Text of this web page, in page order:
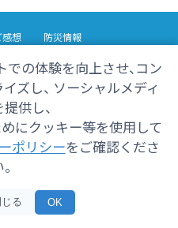
での体験を向上させ、コン
ズし、 ソーシャルメディ
供し、
にクッキー等を使用して
ポリシーをご確認くださ
る OK
感想
防災情報
TELECASTING Co.,Ltd.